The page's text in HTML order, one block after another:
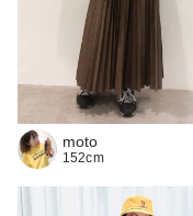
moto
152cm